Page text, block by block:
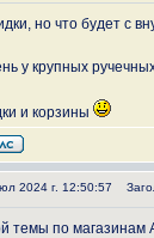
но что будет с
у крупных
и корзины
2024 г. 12:50:57
темы по магазинам